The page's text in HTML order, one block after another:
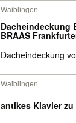
Waiblingen
Dacheindeckung
BRAAS
Dacheindeckung
Waiblingen
antikes Klavier